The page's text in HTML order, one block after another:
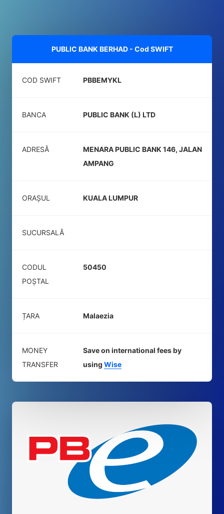
PUBLIC BANK BERHAD - Cod SWIFT
COD SWIFT PBBEMYKL
BANCA PUBLIC BANK (L) LTD
ADRESĂ
MENARA PUBLIC BANK 146, JALAN
AMPANG
ORAȘUL KUALA LUMPUR
SUCURSALĂ
CODUL
POŞTAL
50450
ȚARA Malaezia
MONEY
TRANSFER
Save on international fees by
using Wise